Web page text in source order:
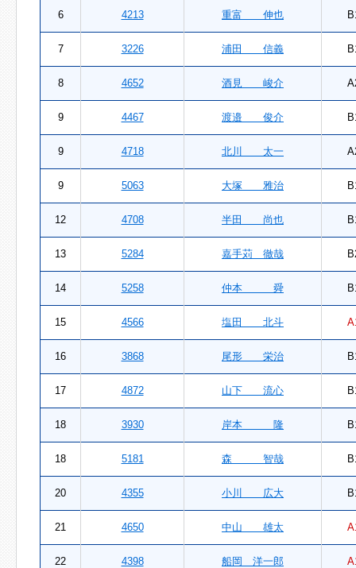
6 4213 重富 伸也
7 3226 浦田 信義
8 4652 酒見 峻介
9 4467 渡邉 俊介
9 4718 北川 太一
9 5063 大塚 雅治
12 4708 半田 尚也
13 5284 嘉手苅 徹哉
14 5258 仲本 舜
15 4566 塩田 北斗
16 3868 尾形 栄治
17 4872 山下 流心
18 3930 岸本 隆
18 5181 森 智哉
20 4355 小川 広大
21 4650 中山 雄太
22 4398 船岡 洋一郎